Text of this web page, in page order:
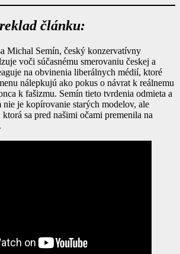
článku:
Michal Semín, český konzervatívny
voči súčasnému smerovaniu českej a
na obvinenia liberálnych médií, ktoré
nálepkujú ako pokus o návrat k reálnemu
k fašizmu. Semín tieto tvrdenia odmieta a
je kopírovanie starých modelov, ale
sa pred našimi očami premenila na